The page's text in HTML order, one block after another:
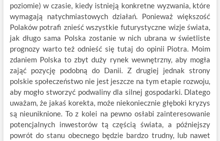
poziomie) w czasie, kiedy istnieją konkretne wyzwania, które
wymagają natychmiastowych działań. Ponieważ większość
Polaków potrafi znieść wszystkie futurystyczne wizje świata,
jak długo sama Polska zostanie w nich ubrana w świetliste
prognozy warto też odnieść się tutaj do opinii Piotra. Moim
zdaniem Polska to zbyt duży rynek wewnętrzny, aby mogła
zająć pozycję podobną do Danii. Z drugiej jednak strony
polskie społeczeństwo nie jest jeszcze na tym etapie rozwoju,
aby mogło stworzyć podwaliny dla silnej gospodarki. Dlatego
uważam, że jakaś korekta, może niekoniecznie głęboki kryzys
są nieuniknione. To z kolei na pewno osłabi zainteresowanie
potencjalnych inwestorów tą częścią świata, a późniejszy
powrót do stanu obecnego będzie bardzo trudny, lub nawet